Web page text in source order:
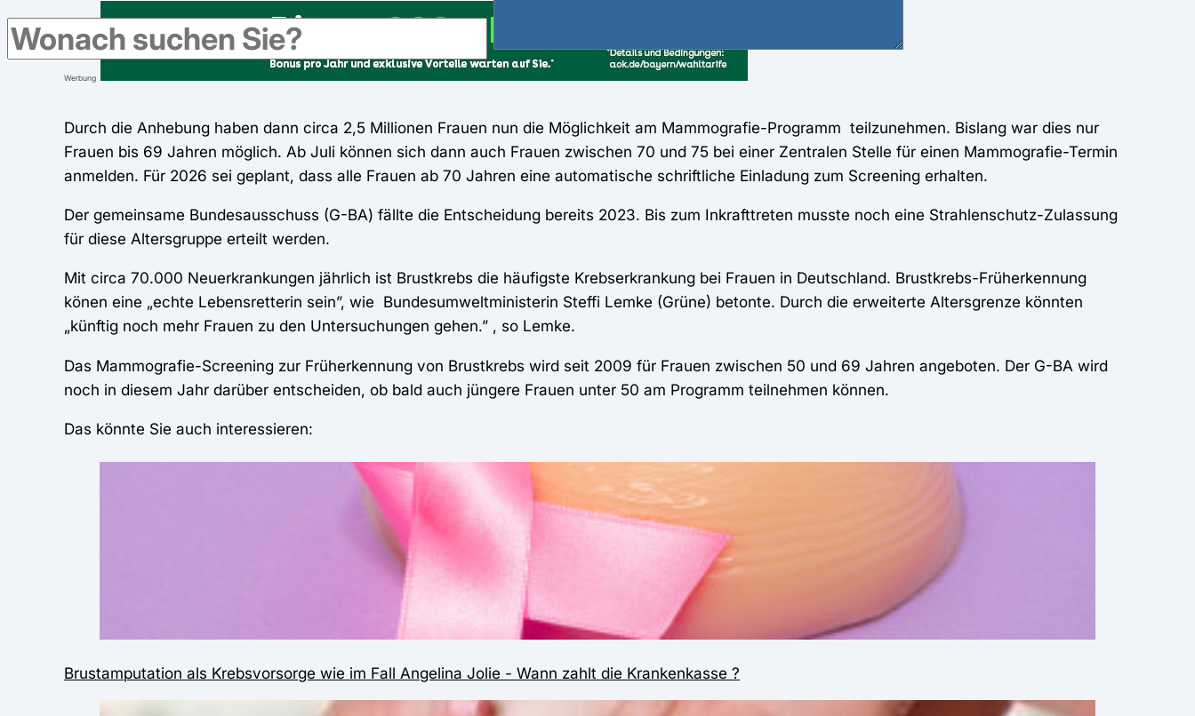
Werbung
Durch die Anhebung haben dann circa 2,5 Millionen Frauen nun die Möglichkeit am Mammografie-Programm teilzunehmen. Bislang war dies nur
Frauen bis 69 Jahren möglich. Ab Juli können sich dann auch Frauen zwischen 70 und 75 bei einer Zentralen Stelle für einen Mammografie-Termin
anmelden. Für 2026 sei geplant, dass alle Frauen ab 70 Jahren eine automatische schriftliche Einladung zum Screening erhalten.
Der gemeinsame Bundesausschuss (G-BA) fällte die Entscheidung bereits 2023. Bis zum Inkrafttreten musste noch eine Strahlenschutz-Zulassung
für diese Altersgruppe erteilt werden.
Mit circa 70.000 Neuerkrankungen jährlich ist Brustkrebs die häufigste Krebserkrankung bei Frauen in Deutschland. Brustkrebs-Früherkennung
könen eine „echte Lebensretterin sein”, wie Bundesumweltministerin Steffi Lemke (Grüne) betonte. Durch die erweiterte Altersgrenze könnten
„künftig noch mehr Frauen zu den Untersuchungen gehen.” , so Lemke.
Das Mammografie-Screening zur Früherkennung von Brustkrebs wird seit 2009 für Frauen zwischen 50 und 69 Jahren angeboten. Der G-BA wird
noch in diesem Jahr darüber entscheiden, ob bald auch jüngere Frauen unter 50 am Programm teilnehmen können.
Das könnte Sie auch interessieren:
Brustamputation als Krebsvorsorge wie im Fall Angelina Jolie - Wann zahlt die Krankenkasse ?